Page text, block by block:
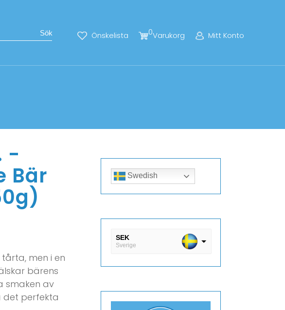
Sök Önskelista Varukorg
0 Mitt Konto
-
Bär
men i en
bärens
smaken av
det perfekta
Swedish
SEK
Sverige
EUR